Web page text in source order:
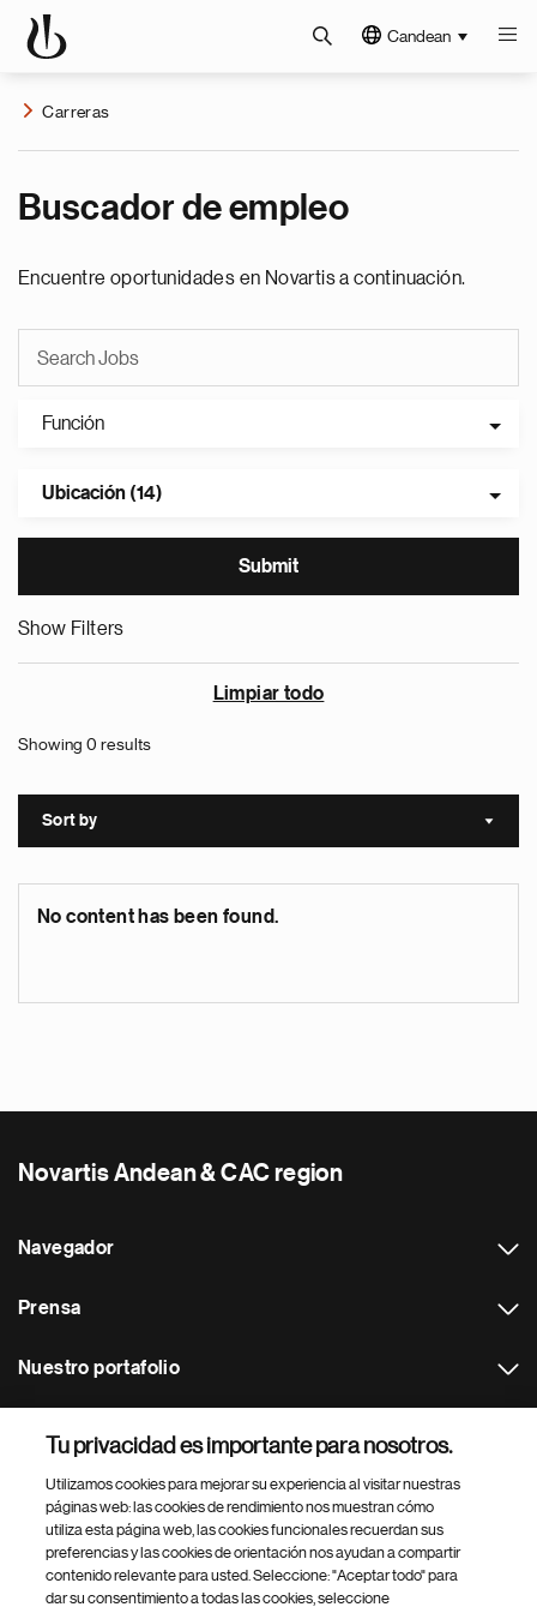
Candean
Carreras
Buscador de empleo
Encuentre oportunidades en Novartis a continuación.
Función
Ubicación (14)
Show Filters
Limpiar todo
Showing 0 results
Sort by Sort
No content has been found.
Novartis Andean & CAC region
Navegador
Prensa
Nuestro portafolio
Footer Site Search
Tu privacidad es importante para nosotros.
Utilizamos cookies para mejorar su experiencia al visitar nuestras
páginas web: las cookies de rendimiento nos muestran cómo
utiliza esta página web, las cookies funcionales recuerdan sus
preferencias y las cookies de orientación nos ayudan a compartir
contenido relevante para usted. Seleccione: "Aceptar todo" para
dar su consentimiento a todas las cookies, seleccione